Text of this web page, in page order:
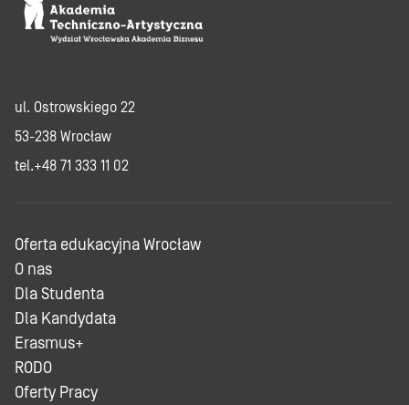
ul. Ostrowskiego 22
53-238 Wrocław
tel.+48 71 333 11 02
Oferta edukacyjna Wrocław
O nas
Dla Studenta
Dla Kandydata
Erasmus+
RODO
Oferty Pracy